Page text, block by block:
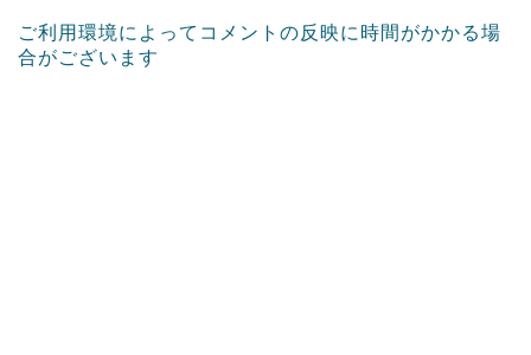
ご利用環境によってコメントの反映に時間がかかる場
合がございます